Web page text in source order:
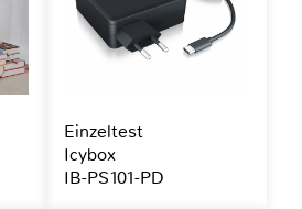
Einzeltest
Icybox
IB-PS101-PD